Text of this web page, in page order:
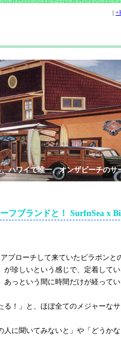
|
ハワイで唯一、オンザビーチのサ
フブランドと！ SurfnSea x
プローチして来ていたビラボンと
珍しいという感じで、定着してい
っという間に時間だけが経ってい
る！」と、ほぼ全てのメジャーな
人に聞いてみないと」や「どうかな